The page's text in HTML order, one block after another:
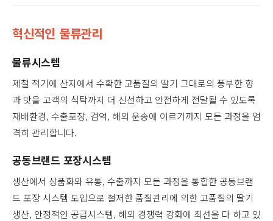
혁신적인 물류관리
물류시스템
제철 적기에 산지에서 수확한 고품질의 딸기 그대로의 풍부한 향
과 맛을 고객의 식탁까지 더 신선하고 안전하게 전달될 수 있도록
재배환경, 수출포장, 검역, 해외 운송에 이르기까지 모든 과정을 엄
격히 관리합니다.
공동브랜드 포장시스템
생산에서 상품화와 유통, 수출까지 모든 과정을 통합한 공동브랜
드 포장 시스템 도입으로 철저한 품질관리에 의한 고품질의 딸기
생산, 안정적인 공급시스템, 해외 경쟁력 강화에 최선을 다 하고 있